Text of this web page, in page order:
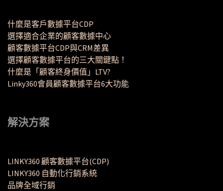
什麼是客戶數據平台CDP
選擇適合企業的顧客數據中心
顧客數據平台CDP與CRM差異
選擇顧客數據平台的三大關鍵點！
什麼是「顧客終身價值」LTV?
Linky360會員顧客數據平台6大功能
解決方案
LINKY360 顧客數據平台(CDP)
LINKY360 自動化行銷系統
品牌全域行銷